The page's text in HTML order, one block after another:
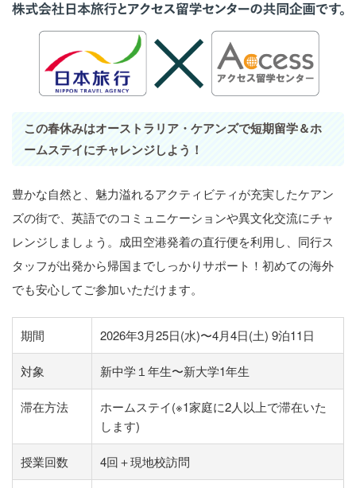
この春休みはオーストラリア・ケアンズで短期留学＆ホ
ームステイにチャレンジしよう！
豊かな自然と、魅力溢れるアクティビティが充実したケアン
ズの街で、英語でのコミュニケーションや異文化交流にチャ
レンジしましょう。成田空港発着の直行便を利用し、同行ス
タッフが出発から帰国までしっかりサポート！初めての海外
でも安心してご参加いただけます。
期間 2026年3月25日(水)〜4月4日(土) 9泊11日
対象 新中学１年生〜新大学1年生
滞在方法
ホームステイ(※1家庭に2人以上で滞在いた
します)
授業回数 4回＋現地校訪問